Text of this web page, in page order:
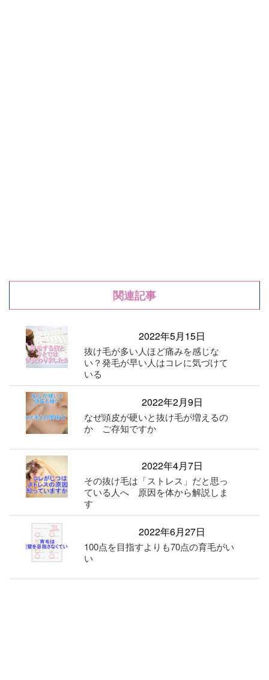
関連記事
2022年5月15日
抜け毛が多い人ほど痛みを感じな
い？発毛が早い人はコレに気づけて
いる
2022年2月9日
なぜ頭皮が硬いと抜け毛が増えるの
か ご存知ですか
2022年4月7日
その抜け毛は「ストレス」だと思っ
ている人へ 原因を体から解説しま
す
2022年6月27日
100点を目指すよりも70点の育毛がい
い